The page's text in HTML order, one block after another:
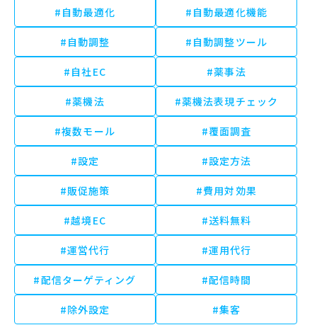
#自動最適化 #自動最適化機能
#自動調整 #自動調整ツール
#自社EC #薬事法
#薬機法 #薬機法表現チェック
#複数モール #覆面調査
#設定 #設定方法
#販促施策 #費用対効果
#越境EC #送料無料
#運営代行 #運用代行
#配信ターゲティング #配信時間
#除外設定 #集客